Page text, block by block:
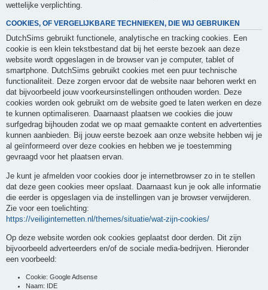
wettelijke verplichting.
COOKIES, OF VERGELIJKBARE TECHNIEKEN, DIE WIJ GEBRUIKEN
DutchSims gebruikt functionele, analytische en tracking cookies. Een
cookie is een klein tekstbestand dat bij het eerste bezoek aan deze
website wordt opgeslagen in de browser van je computer, tablet of
smartphone. DutchSims gebruikt cookies met een puur technische
functionaliteit. Deze zorgen ervoor dat de website naar behoren werkt en
dat bijvoorbeeld jouw voorkeursinstellingen onthouden worden. Deze
cookies worden ook gebruikt om de website goed te laten werken en deze
te kunnen optimaliseren. Daarnaast plaatsen we cookies die jouw
surfgedrag bijhouden zodat we op maat gemaakte content en advertenties
kunnen aanbieden. Bij jouw eerste bezoek aan onze website hebben wij je
al geïnformeerd over deze cookies en hebben we je toestemming
gevraagd voor het plaatsen ervan.
Je kunt je afmelden voor cookies door je internetbrowser zo in te stellen
dat deze geen cookies meer opslaat. Daarnaast kun je ook alle informatie
die eerder is opgeslagen via de instellingen van je browser verwijderen.
Zie voor een toelichting:
https://veiliginternetten.nl/themes/situatie/wat-zijn-cookies/
Op deze website worden ook cookies geplaatst door derden. Dit zijn
bijvoorbeeld adverteerders en/of de sociale media-bedrijven. Hieronder
een voorbeeld:
Cookie: Google Adsense
Naam: IDE